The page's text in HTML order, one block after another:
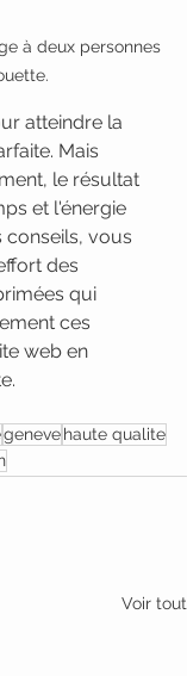
à deux personnes
atteindre la
Mais
le résultat
et l'énergie
conseils, vous
des
qui
ces
web en
genevehaute qualite
Voir tout